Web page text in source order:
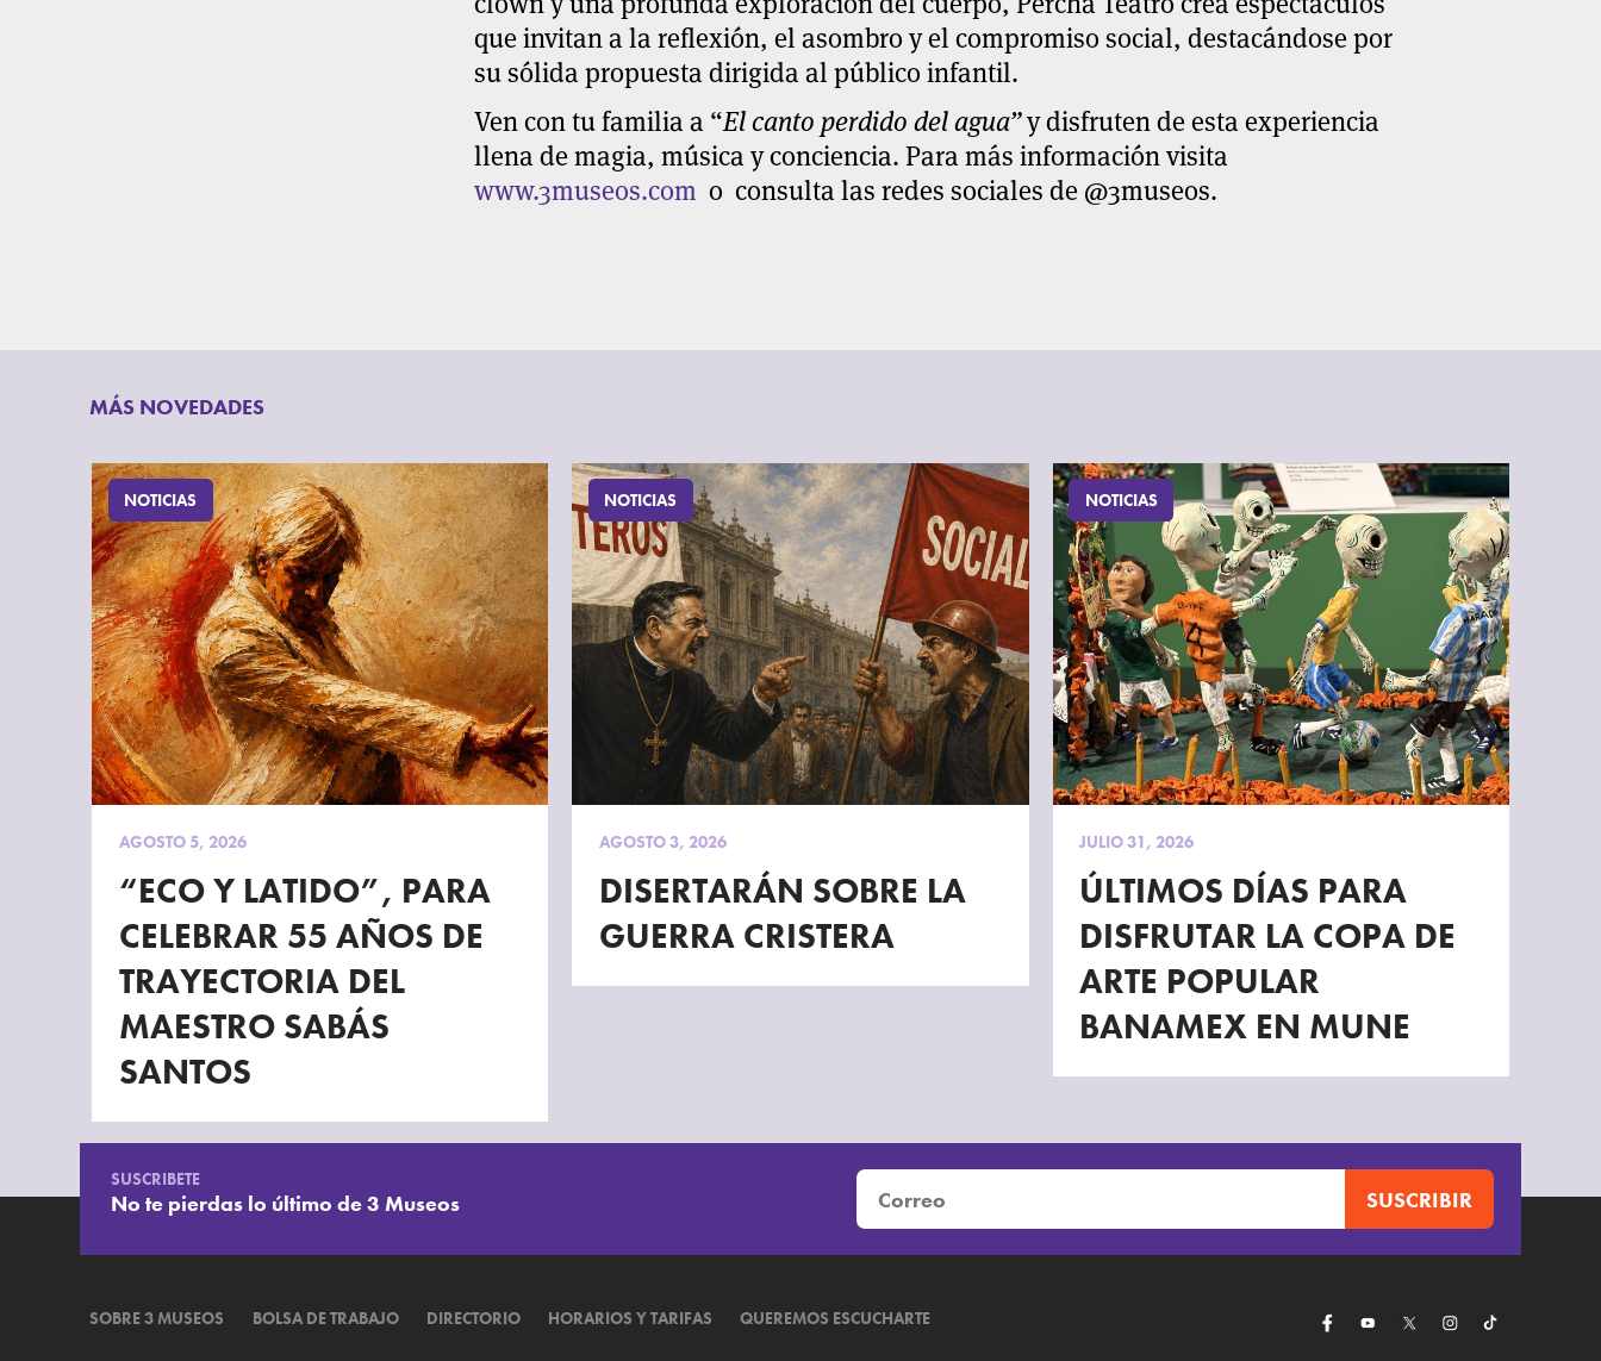
que invitan a la reflexión, el asombro y el compromiso social, destacándose por
su sólida propuesta dirigida al público infantil.
Ven con tu familia a “El canto perdido del agua”y disfruten de esta experiencia
llena de magia, música y conciencia. Para más información visita
www.3museos.com o consulta las redes sociales de @3museos.
MÁS NOVEDADES
NOTICIAS
AGOSTO 5, 2026
“ECO Y LATIDO”, PARA
CELEBRAR 55 AÑOS DE
TRAYECTORIA DEL
MAESTRO SABÁS
SANTOS
NOTICIAS
AGOSTO 3, 2026
DISERTARÁN SOBRE LA
GUERRA CRISTERA
NOTICIAS
JULIO 31, 2026
ÚLTIMOS DÍAS PARA
DISFRUTAR LA COPA DE
ARTE POPULAR
BANAMEX EN MUNE
SUSCRIBETE
No te pierdas lo último de 3 Museos
SOBRE 3 MUSEOS BOLSA DE TRABAJO DIRECTORIO HORARIOS Y TARIFAS QUEREMOS ESCUCHARTE